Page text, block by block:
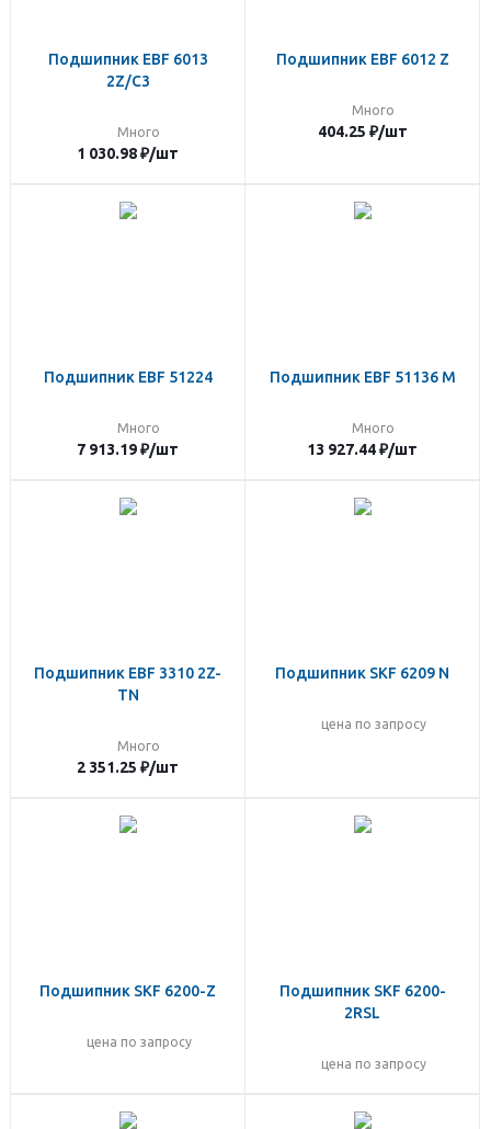
Подшипник EBF 6013
2Z/C3
Много
1 030.98₽/шт
Подшипник EBF 6012 Z
Много
404.25 ₽/шт
Подшипник EBF 51224
Много
7 913.19₽/шт
Подшипник EBF 51136 M
Много
13 927.44₽/шт
Подшипник EBF 3310 2Z-
TN
Много
2 351.25 ₽/шт
Подшипник SKF 6209 N
цена по запросу
Подшипник SKF 6200-Z
цена по запросу
Подшипник SKF 6200-
2RSL
цена по запросу